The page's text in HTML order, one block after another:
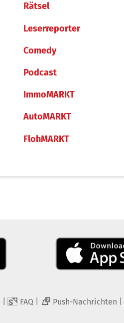
Rätsel
Leserreporter
Comedy
Podcast
ImmoMARKT
AutoMARKT
FlohMARKT
FAQ 2 Push-Nachrichten